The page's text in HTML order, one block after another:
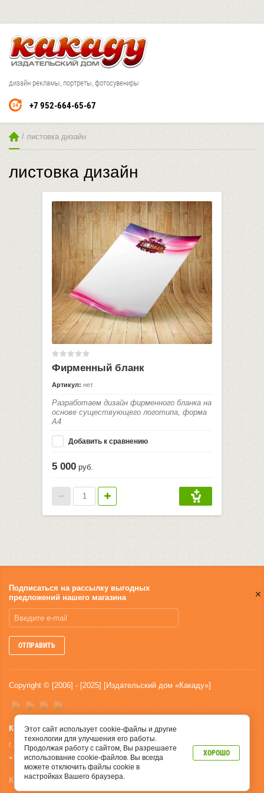
дизайн рекламы, портреты, фотосувениры
+7 952-664-65-67
/ листовка дизайн
листовка дизайн
Фирменный бланк
Артикул: нет
Разработаем дизайн фирменного бланка на
основе существующего логотипа, форма
А4
Добавить к сравнению
5 000 руб.
Подписаться на рассылку выгодных
предложений нашего магазина
ОТПРАВИТЬ
Copyright © [2006] - [2025] [Издательский дом «Какаду»]
Контакты
г. Пермь, ул. Ленина, 66 офис 116
+7 952-664-65-67
Компания Мегагрупп:разработка интернет-магазинов
Этот сайт использует cookie-файлы и другие
технологии для улучшения его работы.
Продолжая работу с сайтом, Вы разрешаете
использование cookie-файлов. Вы всегда
можете отключить файлы cookie в
настройках Вашего браузера.
ХОРОШО